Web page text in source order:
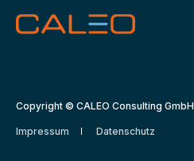
Copyright © CALEO Consulting GmbH
Impressum Datenschutz